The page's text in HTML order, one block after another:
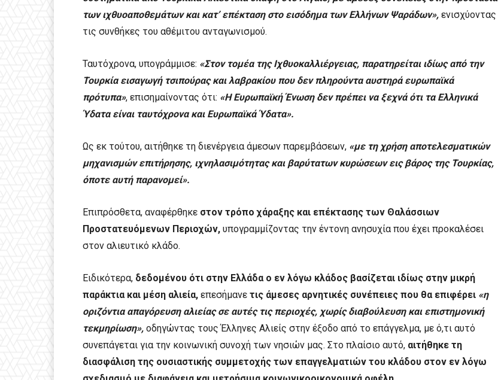
των ιχθυοαποθεμάτων και κατ’ επέκταση στο εισόδημα των Ελλήνων Ψαράδων», ενισχύοντας
τις συνθήκες του αθέμιτου ανταγωνισμού.
Ταυτόχρονα, υπογράμμισε: «Στον τομέα της Ιχθυοκαλλιέργειας, παρατηρείται ιδίως από την
Τουρκία εισαγωγή τσιπούρας και λαβρακίου που δεν πληρούντα αυστηρά ευρωπαϊκά
πρότυπα», επισημαίνοντας ότι: «Η Ευρωπαϊκή Ένωση δεν πρέπει να ξεχνά ότι τα Ελληνικά
Ύδατα είναι ταυτόχρονα και Ευρωπαϊκά Ύδατα».
Ως εκ τούτου, αιτήθηκε τη διενέργεια άμεσων παρεμβάσεων, «με τη χρήση αποτελεσματικών
μηχανισμών επιτήρησης, ιχνηλασιμότητας και βαρύτατων κυρώσεων εις βάρος της Τουρκίας,
όποτε αυτή παρανομεί».
Επιπρόσθετα, αναφέρθηκε στον τρόπο χάραξης και επέκτασης των Θαλάσσιων
Προστατευόμενων Περιοχών, υπογραμμίζοντας την έντονη ανησυχία που έχει προκαλέσει
στον αλιευτικό κλάδο.
Ειδικότερα, δεδομένου ότι στην Ελλάδα ο εν λόγω κλάδος βασίζεται ιδίως στην μικρή
παράκτια και μέση αλιεία, επεσήμανε τις άμεσες αρνητικές συνέπειες που θα επιφέρει «η
οριζόντια απαγόρευση αλιείας σε αυτές τις περιοχές, χωρίς διαβούλευση και επιστημονική
τεκμηρίωση», οδηγώντας τους Έλληνες Αλιείς στην έξοδο από το επάγγελμα, με ό,τι αυτό
συνεπάγεται για την κοινωνική συνοχή των νησιών μας. Στο πλαίσιο αυτό, αιτήθηκε τη
διασφάλιση της ουσιαστικής συμμετοχής των επαγγελματιών του κλάδου στον εν λόγω